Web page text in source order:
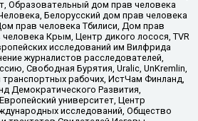
Образовательный дом прав человека
Белорусский дом прав человека
прав человека Тбилиси, Дом прав
Крым, Центр дикого лосося, TVR
исследований им Вилфрида
журналистов расследователей,
Свободная Бурятия, Uralic, UnKremlin,
рабочих, ИстЧам Финланд,
Демократического Развития,
университет, Центр
исследований, Общество